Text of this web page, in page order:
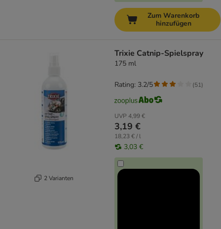
Zum Warenkorb
hinzufügen
2 Varianten
Trixie Catnip-Spielspray
175 ml
UVP 4,99 €
3,19 €
18,23 € / l
3,03 €
Rating: 3.2/5 (51)